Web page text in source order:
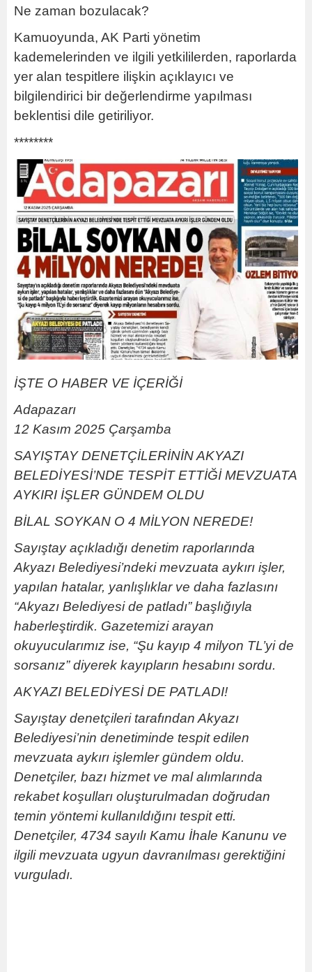
Ne zaman bozulacak?
Kamuoyunda, AK Parti yönetim
kademelerinden ve ilgili yetkililerden, raporlarda
yer alan tespitlere ilişkin açıklayıcı ve
bilgilendirici bir değerlendirme yapılması
beklentisi dile getiriliyor.
********
İŞTE O HABER VE İÇERİĞİ
Adapazarı
12 Kasım 2025 Çarşamba
SAYIŞTAY DENETÇİLERİNİN AKYAZI
BELEDİYESİ’NDE TESPİT ETTİĞİ MEVZUATA
AYKIRI İŞLER GÜNDEM OLDU
BİLAL SOYKAN O 4 MİLYON NEREDE!
Sayıştay açıkladığı denetim raporlarında
Akyazı Belediyesi’ndeki mevzuata aykırı işler,
yapılan hatalar, yanlışlıklar ve daha fazlasını
“Akyazı Belediyesi de patladı” başlığıyla
haberleştirdik. Gazetemizi arayan
okuyucularımız ise, “Şu kayıp 4 milyon TL’yi de
sorsanız” diyerek kayıpların hesabını sordu.
AKYAZI BELEDİYESİ DE PATLADI!
Sayıştay denetçileri tarafından Akyazı
Belediyesi’nin denetiminde tespit edilen
mevzuata aykırı işlemler gündem oldu.
Denetçiler, bazı hizmet ve mal alımlarında
rekabet koşulları oluşturulmadan doğrudan
temin yöntemi kullanıldığını tespit etti.
Denetçiler, 4734 sayılı Kamu İhale Kanunu ve
ilgili mevzuata ugyun davranılması gerektiğini
vurguladı.